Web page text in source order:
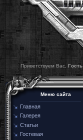
Приветствуем Вас, Гость
Меню сайта
Главная
Галерея
Статьи
Гостевая